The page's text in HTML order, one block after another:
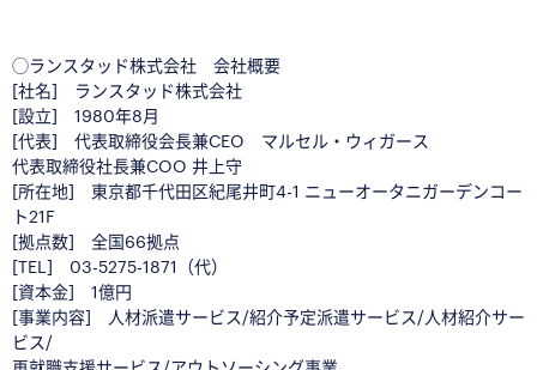
◯ランスタッド株式会社 会社概要
[社名] ランスタッド株式会社
[設立] 1980年8月
[代表] 代表取締役会長兼CEO マルセル・ウィガース
代表取締役社長兼COO 井上守
[所在地] 東京都千代田区紀尾井町4-1 ニューオータニガーデンコー
ト21F
[拠点数] 全国66拠点
[TEL] 03-5275-1871（代）
[資本金] 1億円
[事業内容] 人材派遣サービス/紹介予定派遣サービス/人材紹介サー
ビス/